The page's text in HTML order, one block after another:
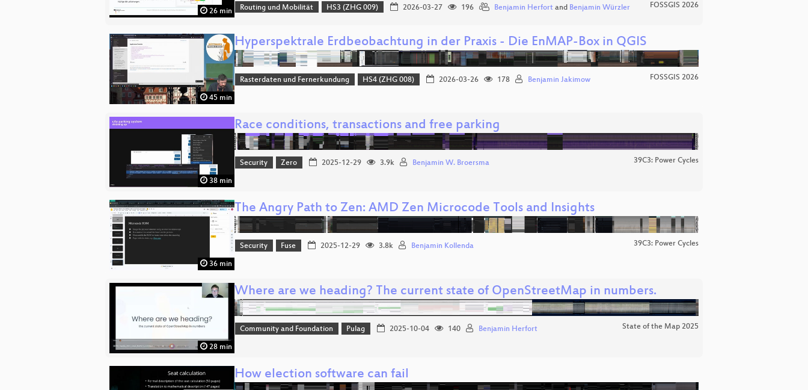
26 min Routing und Mobilität HS3 (ZHG 009) 2026-03-27 196 Benjamin Herfortand Benjamin Würzler FOSSGIS 2026
45 min
Hyperspektrale Erdbeobachtung in der Praxis - Die EnMAP-Box in QGIS
Rasterdaten und Fernerkundung HS4 (ZHG 008) 2026-03-26 178 Benjamin Jakimow FOSSGIS 2026
38 min
Race conditions, transactions and free parking
Security Zero 2025-12-29 3.9k Benjamin W. Broersma 39C3: Power Cycles
36 min
The Angry Path to Zen: AMD Zen Microcode Tools and Insights
Security Fuse 2025-12-29 3.8k Benjamin Kollenda 39C3: Power Cycles
28 min
Where are we heading? The current state of OpenStreetMap in numbers.
Community and Foundation Pulag 2025-10-04 140 Benjamin Herfort State of the Map 2025
How election software can fail